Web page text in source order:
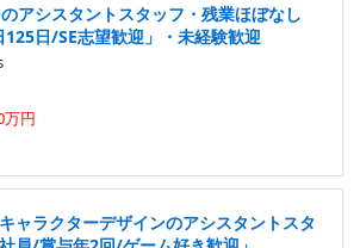
アシスタントスタッフ・残業ほぼなし
125日/SE志望歓迎」・未経験歓迎
万円
ャラクターデザインのアシスタントスタ